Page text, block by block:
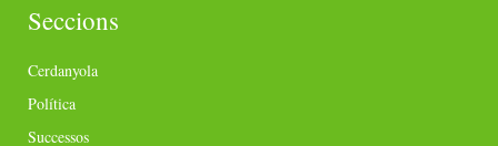
Seccions
Cerdanyola
Política
Successos